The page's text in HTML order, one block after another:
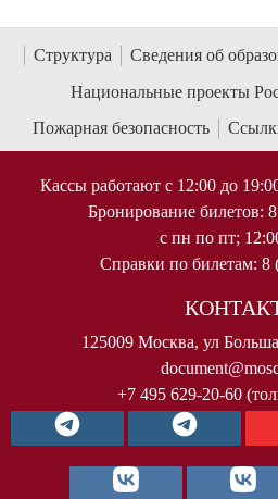
Структура
Сведения об
Национальные проекты
Пожарная безопасность
Кассы работают с 12:00 до
Бронирование билетов:
с пн по пт;
Справки по билетам: 8
125009 Москва, ул
+7 495 629-20-60